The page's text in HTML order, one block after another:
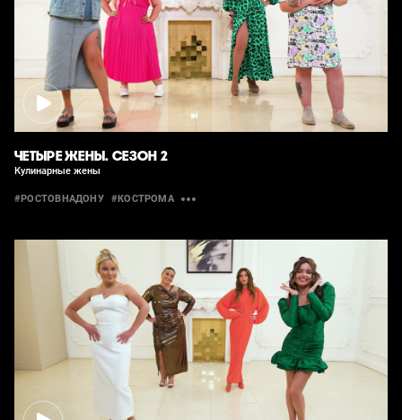
ЧЕТЫРЕ ЖЕНЫ. СЕЗОН 2
Кулинарные жены
#РОСТОВНАДОНУ #КОСТРОМА